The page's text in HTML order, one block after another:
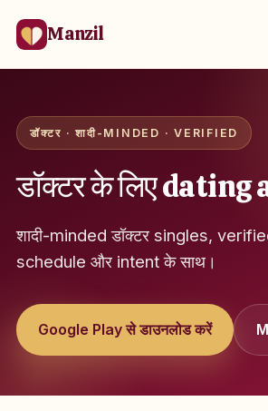
Manzil
डॉक्टर · शादी-MINDED · VERIFIED
डॉक्टर के लिए dating
शादी-minded डॉक्टर singles,
schedule और intent के साथ।
Google Play से डाउनलोड करें